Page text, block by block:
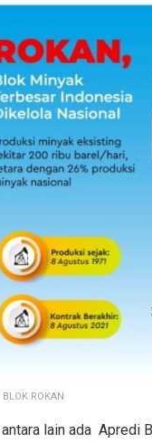
ROKAN
antara lain ada Apredi